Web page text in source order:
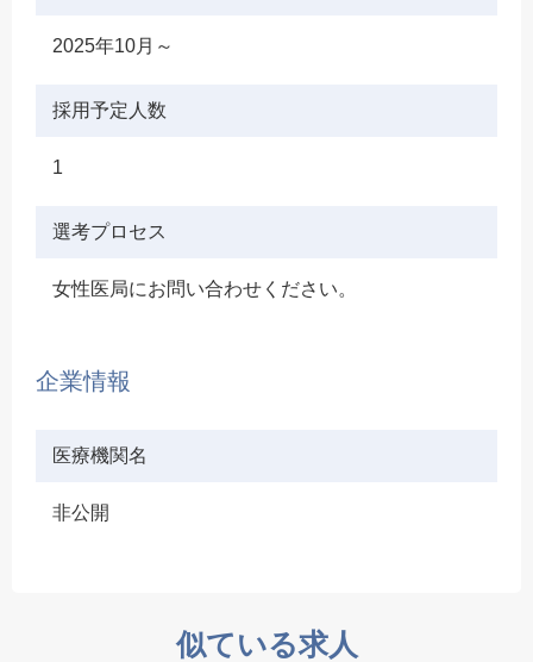
2025年10月～
採用予定人数
1
選考プロセス
女性医局にお問い合わせください。
企業情報
医療機関名
非公開
似ている求人